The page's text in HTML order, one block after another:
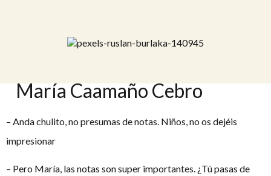
María Caamaño Cebro
– Anda chulito, no presumas de notas. Niños, no os dejéis
impresionar
– Pero María, las notas son super importantes. ¿Tú pasas de